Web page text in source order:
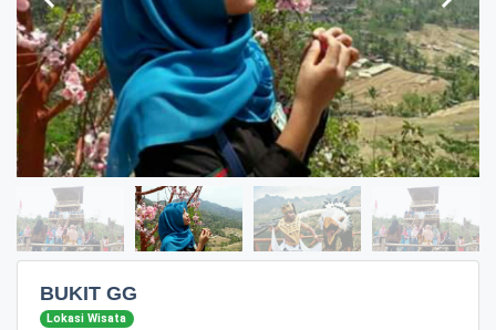
BUKIT GG
Lokasi Wisata